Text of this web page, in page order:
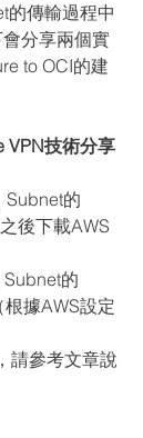
的傳輸過程中
分享兩個實
to OCI的建
VPN技術分享
Subnet的
後下載AWS
的
據AWS設定
請參考文章說